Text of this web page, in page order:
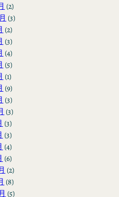
(2)
(3)
(2)
(3)
(4)
(5)
(1)
(9)
(3)
(3)
(3)
(3)
(4)
(6)
(2)
(8)
(5)